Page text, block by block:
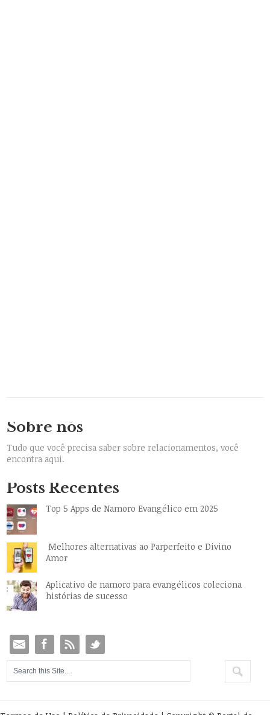
Sobre nós
Tudo que você precisa saber sobre relacionamentos, você
encontra aqui.
Posts Recentes
Top 5 Apps de Namoro Evangélico em 2025
Melhores alternativas ao Parperfeito e Divino
Amor
Aplicativo de namoro para evangélicos coleciona
histórias de sucesso